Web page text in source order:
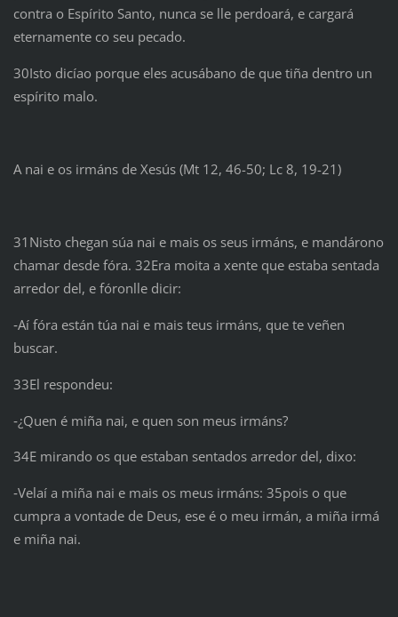
contra o Espírito Santo, nunca se lle perdoará, e cargará
eternamente co seu pecado.
30Isto dicíao porque eles acusábano de que tiña dentro un
espírito malo.
A nai e os irmáns de Xesús (Mt 12, 46-50; Lc 8, 19-21)
31Nisto chegan súa nai e mais os seus irmáns, e mandárono
chamar desde fóra. 32Era moita a xente que estaba sentada
arredor del, e fóronlle dicir:
‑Aí fóra están túa nai e mais teus irmáns, que te veñen
buscar.
33El respondeu:
‑¿Quen é miña nai, e quen son meus irmáns?
34E mirando os que estaban sentados arredor del, dixo:
‑Velaí a miña nai e mais os meus irmáns: 35pois o que
cumpra a vontade de Deus, ese é o meu irmán, a miña irmá
e miña nai.